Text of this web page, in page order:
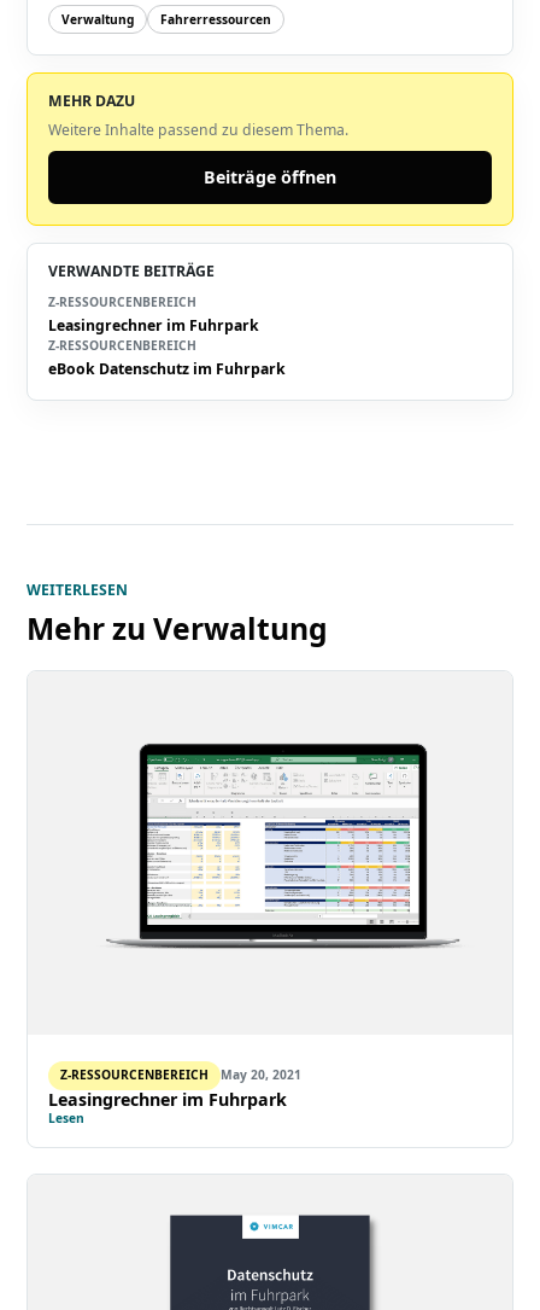
Verwaltung Fahrerressourcen
MEHR DAZU
Weitere Inhalte passend zu diesem Thema.
Beiträge öffnen
VERWANDTE BEITRÄGE
Z-RESSOURCENBEREICH
Leasingrechner im Fuhrpark
Z-RESSOURCENBEREICH
eBook Datenschutz im Fuhrpark
WEITERLESEN
Mehr zuVerwaltung
Z-RESSOURCENBEREICH May 20, 2021
Leasingrechner im Fuhrpark
Lesen